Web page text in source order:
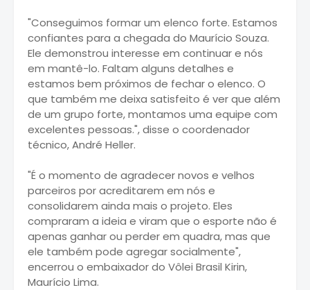
"Conseguimos formar um elenco forte. Estamos
confiantes para a chegada do Maurício Souza.
Ele demonstrou interesse em continuar e nós
em mantê-lo. Faltam alguns detalhes e
estamos bem próximos de fechar o elenco. O
que também me deixa satisfeito é ver que além
de um grupo forte, montamos uma equipe com
excelentes pessoas.", disse o coordenador
técnico, André Heller.
"É o momento de agradecer novos e velhos
parceiros por acreditarem em nós e
consolidarem ainda mais o projeto. Eles
compraram a ideia e viram que o esporte não é
apenas ganhar ou perder em quadra, mas que
ele também pode agregar socialmente",
encerrou o embaixador do Vôlei Brasil Kirin,
Maurício Lima.